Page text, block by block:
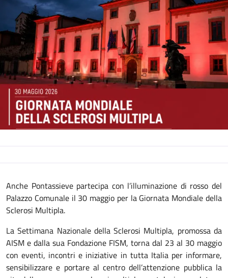
Descrizione
Anche Pontassieve partecipa con l’illuminazione di rosso del
Palazzo Comunale il 30 maggio per la Giornata Mondiale della
Sclerosi Multipla.
La Settimana Nazionale della Sclerosi Multipla, promossa da
AISM e dalla sua Fondazione FISM, torna dal 23 al 30 maggio
con eventi, incontri e iniziative in tutta Italia per informare,
sensibilizzare e portare al centro dell’attenzione pubblica la